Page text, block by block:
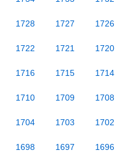
1728 1727 1726
1722 1721 1720
1716 1715 1714
1710 1709 1708
1704 1703 1702
1698 1697 1696